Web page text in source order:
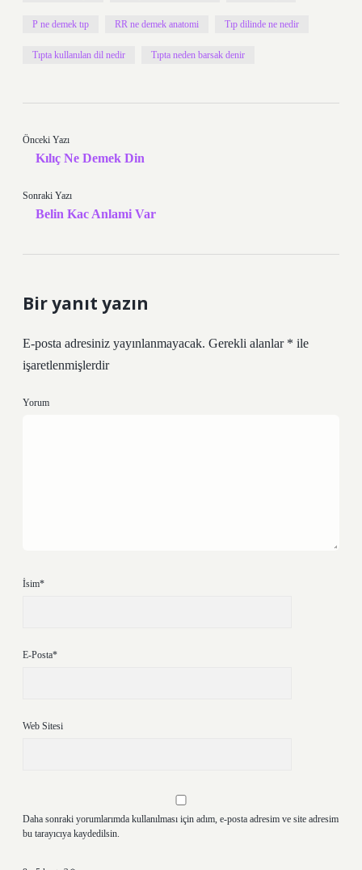
P ne demek tıp RR ne demek anatomi Tıp dilinde ne nedir
Tıpta kullanılan dil nedir Tıpta neden barsak denir
Önceki Yazı
Kılıç Ne Demek Din
Sonraki Yazı
Belin Kac Anlami Var
Bir yanıt yazın
E-posta adresiniz yayınlanmayacak. Gerekli alanlar * ile
işaretlenmişlerdir
Yorum
İsim*
E-Posta*
Web Sitesi
Daha sonraki yorumlarımda kullanılması için adım, e-posta adresim ve site adresim
bu tarayıcıya kaydedilsin.